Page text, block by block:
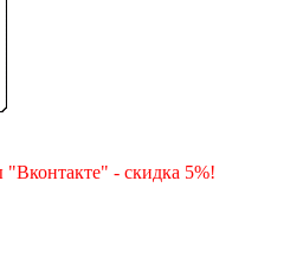
- скидка 5%!